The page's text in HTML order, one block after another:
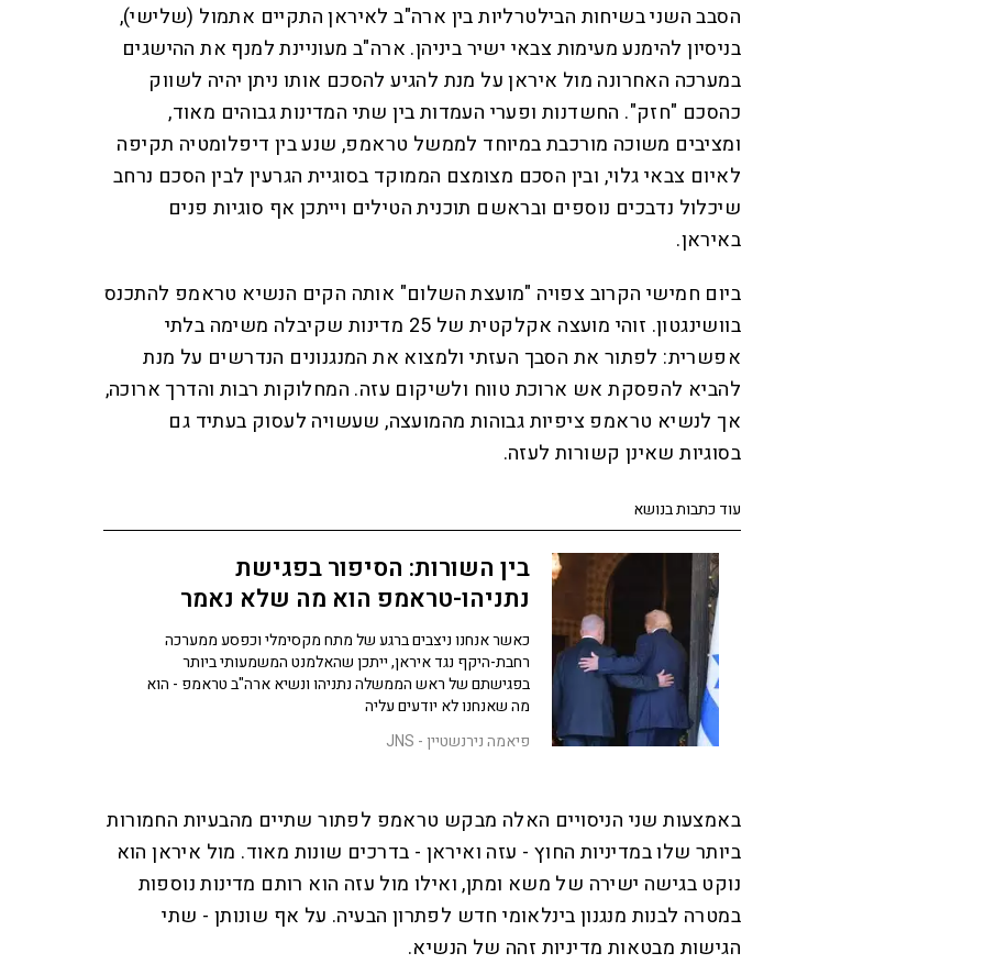
הסבב השני בשיחות הבילטרליות בין ארה"ב לאיראן התקיים אתמול (שלישי),
בניסיון להימנע מעימות צבאי ישיר ביניהן. ארה"ב מעוניינת למנף את ההישגים
במערכה האחרונה מול איראן על מנת להגיע להסכם אותו ניתן יהיה לשווק
כהסכם "חזק". החשדנות ופערי העמדות בין שתי המדינות גבוהים מאוד,
ומציבים משוכה מורכבת במיוחד לממשל טראמפ, שנע בין דיפלומטיה תקיפה
לאיום צבאי גלוי, ובין הסכם מצומצם הממוקד בסוגיית הגרעין לבין הסכם נרחב
שיכלול נדבכים נוספים ובראשם תוכנית הטילים וייתכן אף סוגיות פנים
באיראן.
ביום חמישי הקרוב צפויה "מועצת השלום" אותה הקים הנשיא טראמפ להתכנס
בוושינגטון. זוהי מועצה אקלקטית של 25 מדינות שקיבלה משימה בלתי
אפשרית: לפתור את הסבך העזתי ולמצוא את המנגנונים הנדרשים על מנת
להביא להפסקת אש ארוכת טווח ולשיקום עזה. המחלוקות רבות והדרך ארוכה,
אך לנשיא טראמפ ציפיות גבוהות מהמועצה, שעשויה לעסוק בעתיד גם
בסוגיות שאינן קשורות לעזה.
עוד כתבות בנושא
בין השורות: הסיפור בפגישת
נתניהו-טראמפ הוא מה שלא נאמר
כאשר אנחנו ניצבים ברגע של מתח מקסימלי וכפסע ממערכה
רחבת-היקף נגד איראן, ייתכן שהאלמנט המשמעותי ביותר
בפגישתם של ראש הממשלה נתניהו ונשיא ארה"ב טראמפ - הוא
מה שאנחנו לא יודעים עליה
פיאמה נירנשטיין - JNS
באמצעות שני הניסויים האלה מבקש טראמפ לפתור שתיים מהבעיות החמורות
ביותר שלו במדיניות החוץ - עזה ואיראן - בדרכים שונות מאוד. מול איראן הוא
נוקט בגישה ישירה של משא ומתן, ואילו מול עזה הוא רותם מדינות נוספות
במטרה לבנות מנגנון בינלאומי חדש לפתרון הבעיה. על אף שונותן - שתי
הגישות מבטאות מדיניות זהה של הנשיא.